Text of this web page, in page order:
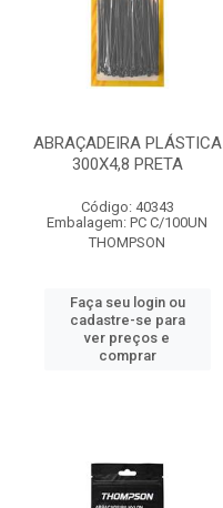
ABRAÇADEIRA PLÁSTICA
300X4,8 PRETA
Código: 40343
Embalagem: PC C/100UN
THOMPSON
Faça seu login ou
cadastre-se para
ver preços e
comprar